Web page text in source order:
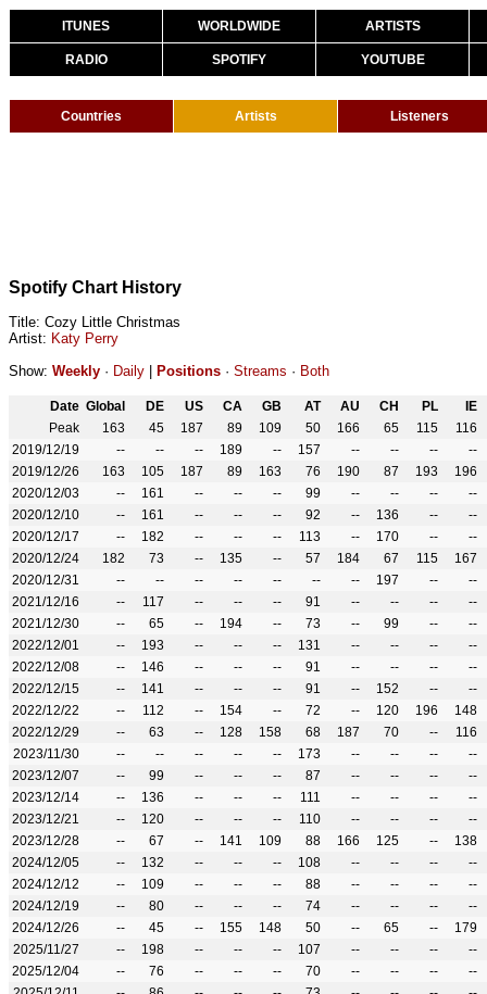
ITUNES WORLDWIDE ARTISTS
RADIO SPOTIFY YOUTUBE
Countries Artists Listeners
Spotify Chart History
Title: Cozy Little Christmas
Artist: Katy Perry
Show: Weekly · Daily Positions · Streams · Both
Date Global DE US CA GB AT AU CH PL
IE
Peak
163 45 187 89 109 50 166 65 115
116
2019/12/19
-- -- -- 189 -- 157 -- -- --
--
2019/12/26
163 105 187 89 163 76 190 87 193
196
2020/12/03
-- 161 -- -- -- 99 -- -- --
--
2020/12/10
-- 161 -- -- -- 92 -- 136 --
--
2020/12/17
-- 182 -- -- -- 113 -- 170 --
--
2020/12/24
182 73 -- 135 -- 57 184 67 115
167
2020/12/31
-- -- -- -- -- -- -- 197 --
--
2021/12/16
-- 117 -- -- -- 91 -- -- --
--
2021/12/30
-- 65 -- 194 -- 73 -- 99 --
--
2022/12/01
-- 193 -- -- -- 131 -- -- --
--
2022/12/08
-- 146 -- -- -- 91 -- -- --
--
2022/12/15
-- 141 -- -- -- 91 -- 152 --
--
2022/12/22
-- 112 -- 154 -- 72 -- 120 196
148
2022/12/29
-- 63 -- 128 158 68 187 70 --
116
2023/11/30
-- -- -- -- -- 173 -- -- --
--
2023/12/07
-- 99 -- -- -- 87 -- -- --
--
2023/12/14
-- 136 -- -- -- 111 -- -- --
--
2023/12/21
-- 120 -- -- -- 110 -- -- --
--
2023/12/28
-- 67 -- 141 109 88 166 125 --
138
2024/12/05
-- 132 -- -- -- 108 -- -- --
--
2024/12/12
-- 109 -- -- -- 88 -- -- --
--
2024/12/19
-- 80 -- -- -- 74 -- -- --
--
2024/12/26
-- 45 -- 155 148 50 -- 65 --
179
2025/11/27
-- 198 -- -- -- 107 -- -- --
--
2025/12/04
-- 76 -- -- -- 70 -- -- --
--